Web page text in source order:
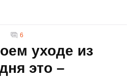
6
уходе из
это –